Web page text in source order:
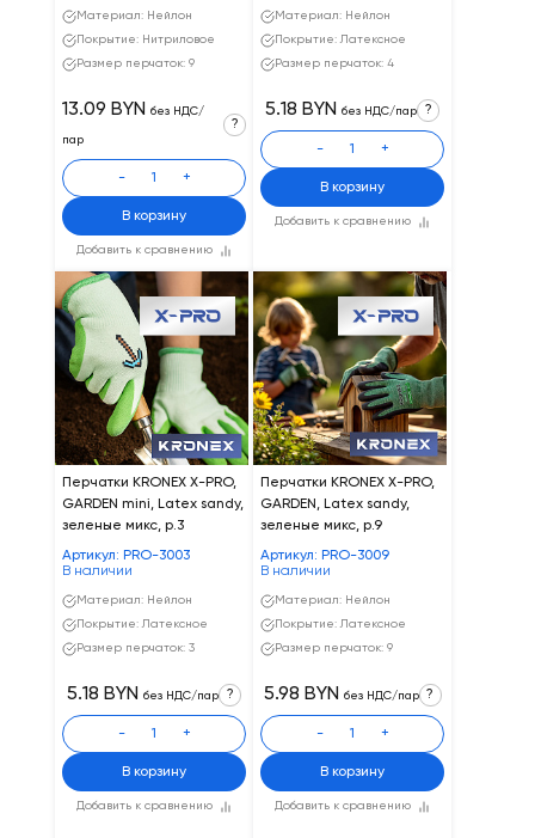
Материал: Нейлон
Покрытие: Нитриловое
Размер перчаток: 9
Добавить к сравнению
13.09 BYN без НДС/
пар
?
- +
В корзину
Материал: Нейлон
Покрытие: Латексное
Размер перчаток: 4
Добавить к сравнению
5.18 BYN без НДС/пар ?
- +
В корзину
Перчатки KRONEX X-PRO,
GARDEN mini, Latex sandy,
зеленые микс, р.3
Артикул: PRO-3003
В наличии
Материал: Нейлон
Покрытие: Латексное
Размер перчаток: 3
Добавить к сравнению
5.18 BYN без НДС/пар ?
- +
В корзину
Перчатки KRONEX X-PRO,
GARDEN, Latex sandy,
зеленые микс, р.9
Артикул: PRO-3009
В наличии
Материал: Нейлон
Покрытие: Латексное
Размер перчаток: 9
Добавить к сравнению
5.98 BYN без НДС/пар ?
- +
В корзину